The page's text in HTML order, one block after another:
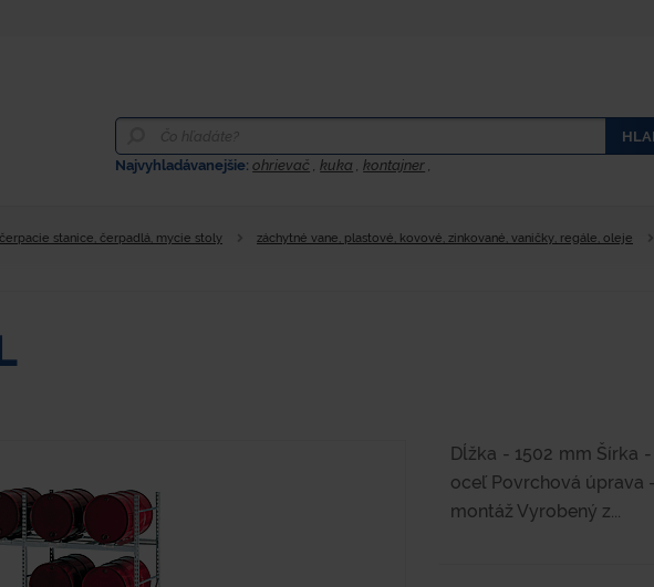
Najvyhladávanejšie:ohrievač ,kuka ,kontajner ,
stanice, čerpadlá, mycie stoly záchytné vane, plastové, kovové, zinkované, vaničky, regále, oleje
Dĺžka - 1502 mm Šírka
oceľ Povrchová úprava
montáž Vyrobený z...